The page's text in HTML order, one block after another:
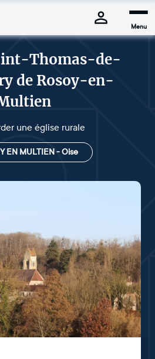
Menu
Thomas-de-
de Rosoy-en-
une église rurale
EN MULTIEN - Oise